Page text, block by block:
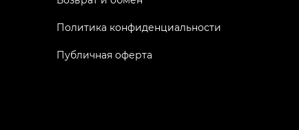
Политика конфиденциальности
Публичная оферта